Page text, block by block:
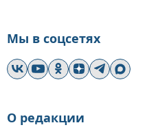
Мы в соцсетях
О редакции